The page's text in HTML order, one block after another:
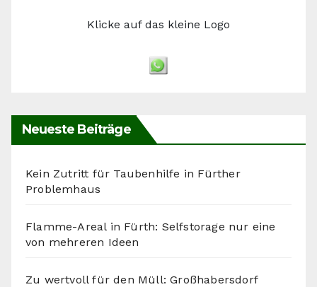
Klicke auf das kleine Logo
Neueste Beiträge
Kein Zutritt für Taubenhilfe in Fürther
Problemhaus
Flamme-Areal in Fürth: Selfstorage nur eine
von mehreren Ideen
Zu wertvoll für den Müll: Großhabersdorf